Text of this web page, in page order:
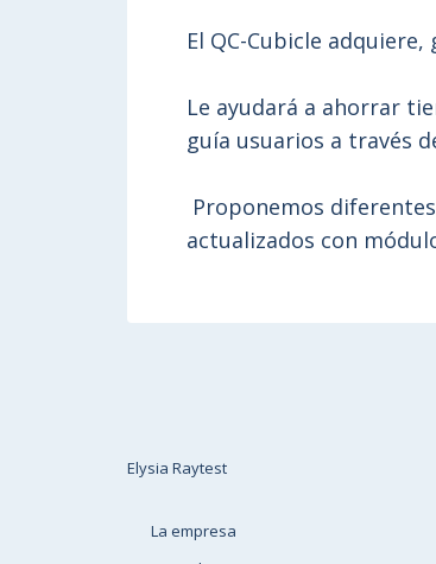
El QC-Cubicle
Le ayudará a ahorrar
guía usuarios a través
Proponemos
actualizados con
Elysia Raytest
La empresa